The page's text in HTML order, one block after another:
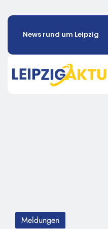
News rund um Leipzig
Meldungen